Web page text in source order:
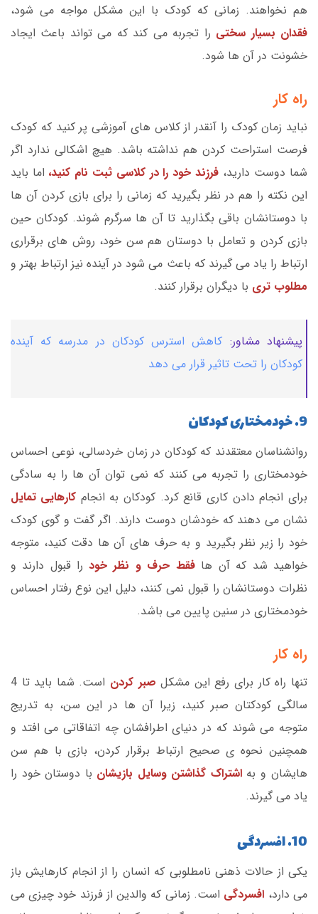
هم نخواهند. زمانی که کودک با این مشکل مواجه می شود،
فقدان بسیار سختی را تجربه می کند که می تواند باعث ایجاد
خشونت در آن ها شود.
راه کار
نباید زمان کودک را آنقدر از کلاس های آموزشی پر کنید که کودک
فرصت استراحت کردن هم نداشته باشد. هیچ اشکالی ندارد اگر
شما دوست دارید، فرزند خود را در کلاسی ثبت نام کنید، اما باید
این نکته را هم در نظر بگیرید که زمانی را برای بازی کردن آن ها
با دوستانشان باقی بگذارید تا آن ها سرگرم شوند. کودکان حین
بازی کردن و تعامل با دوستان هم سن خود، روش های برقراری
ارتباط را یاد می گیرند که باعث می شود در آینده نیز ارتباط بهتر و
مطلوب تری با دیگران برقرار کنند.
پیشنهاد مشاور: کاهش استرس کودکان در مدرسه که آینده
کودکان را تحت تاثیر قرار می دهد
9. خودمختاری کودکان
روانشناسان معتقدند که کودکان در زمان خردسالی، نوعی احساس
خودمختاری را تجربه می کنند که نمی توان آن ها را به سادگی
برای انجام دادن کاری قانع کرد. کودکان به انجام کارهایی تمایل
نشان می دهند که خودشان دوست دارند. اگر گفت و گوی کودک
خود را زیر نظر بگیرید و به حرف های آن ها دقت کنید، متوجه
خواهید شد که آن ها فقط حرف و نظر خود را قبول دارند و
نظرات دوستانشان را قبول نمی کنند، دلیل این نوع رفتار احساس
خودمختاری در سنین پایین می باشد.
راه کار
تنها راه کار برای رفع این مشکل صبر کردن
است. شما باید تا 4
سالگی کودکتان صبر کنید، زیرا آن ها در این سن، به تدریج
متوجه می شوند که در دنیای اطرافشان چه اتفاقاتی می افتد و
همچنین نحوه ی صحیح ارتباط برقرار کردن، بازی با هم سن
هایشان و به اشتراک گذاشتن وسایل بازیشان با دوستان خود را
یاد می گیرند.
10. افسردگی
یکی از حالات ذهنی نامطلوبی که انسان را از انجام کارهایش باز
می دارد، افسردگی است. زمانی که والدین از فرزند خود چیزی می